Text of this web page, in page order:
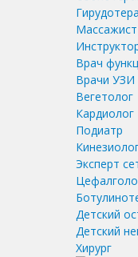
Массажист
Врач
Врачи УЗИ
Вегетолог
Кардиолог
Подиатр
Эксперт
Детский
Детский
Хирург